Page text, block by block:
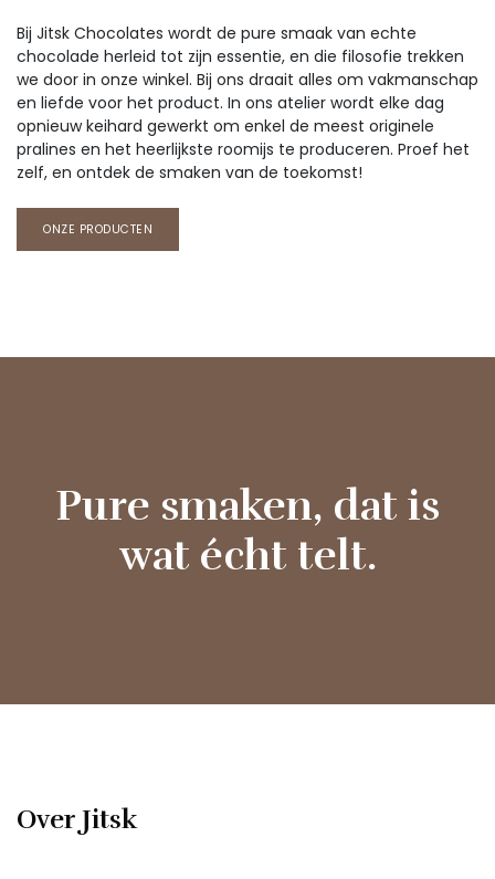
Bij Jitsk Chocolates wordt de pure smaak van echte
chocolade herleid tot zijn essentie, en die filosofie trekken
we door in onze winkel. Bij ons draait alles om vakmanschap
en liefde voor het product. In ons atelier wordt elke dag
opnieuw keihard gewerkt om enkel de meest originele
pralines en het heerlijkste roomijs te produceren. Proef het
zelf, en ontdek de smaken van de toekomst!
ONZE PRODUCTEN
Pure smaken, dat is
wat écht telt.
Over Jitsk